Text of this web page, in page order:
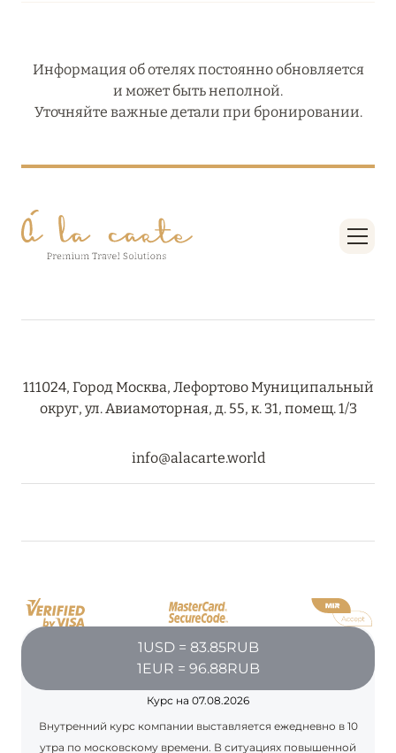
Информация об отелях постоянно обновляется
и может быть неполной.
Уточняйте важные детали при бронировании.
111024, Город Москва, Лефортово Муниципальный
округ, ул. Авиамоторная, д. 55, к. 31, помещ. 1/3
info@alacarte.world
1USD = 83.85RUB
1EUR = 96.88RUB
Курс на 07.08.2026
Внутренний курс компании выставляется ежедневно в 10
утра по московскому времени. В ситуациях повышенной